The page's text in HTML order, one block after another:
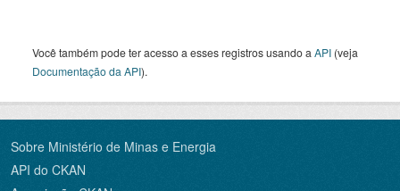
Você também pode ter acesso a esses registros usando a API (veja
Documentação da API).
Sobre Ministério de Minas e Energia
API do CKAN